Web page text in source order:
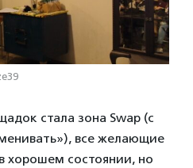
стала зона Swap (c
все желающие
хорошем состоянии, но